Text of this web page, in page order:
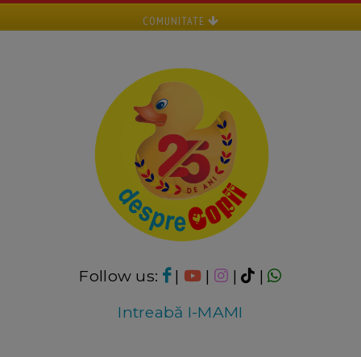
COMUNITATE
Follow us: | | |
|
Intreabă I-MAMI